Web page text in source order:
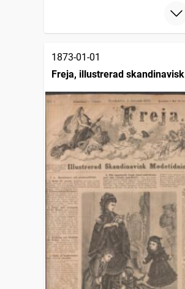
1873-01-01
Freja, illustrerad skandinavisk
modetidning